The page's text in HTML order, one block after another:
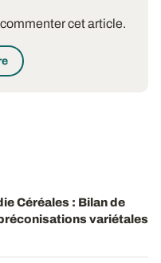
cet article.
Céréales : Bilan de
variétales